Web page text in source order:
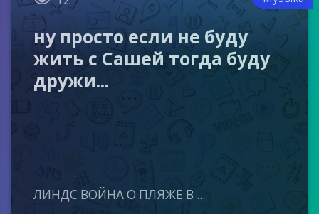
ну просто если не буду
жить с Сашей тогда буду
дружи...
ЛИНДС ВОЙНА О ПЛЯЖЕ В ...